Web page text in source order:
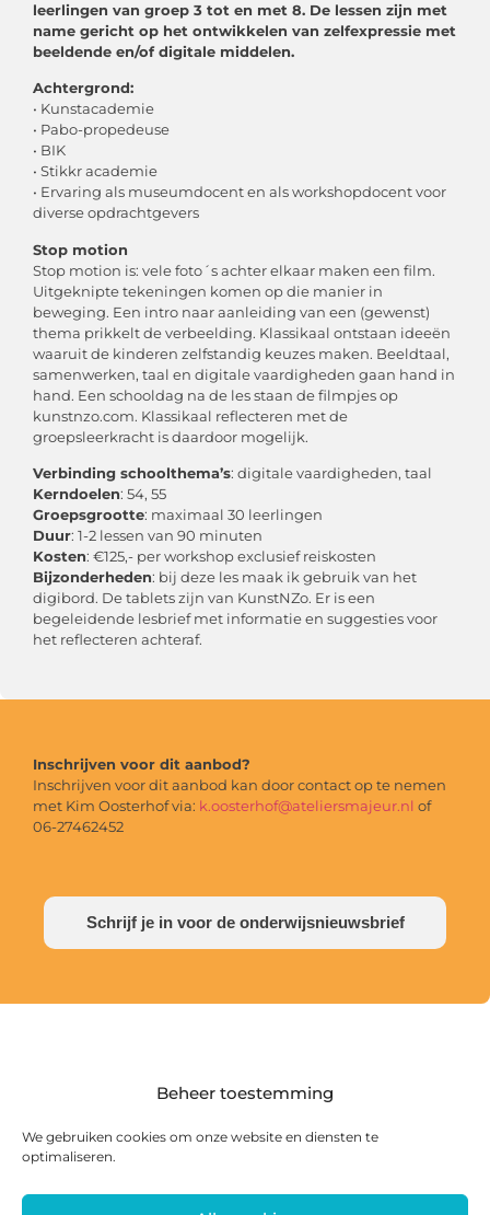
Beheer toestemming
We gebruiken cookies om onze website en diensten te
optimaliseren.
leerlingen van groep 3 tot en met 8. De lessen zijn met
name gericht op het ontwikkelen van zelfexpressie met
beeldende en/of digitale middelen.
Achtergrond:
• Kunstacademie
• Pabo-propedeuse
• BIK
• Stikkr academie
• Ervaring als museumdocent en als workshopdocent voor
diverse opdrachtgevers
Stop motion
Stop motion is: vele foto´s achter elkaar maken een film.
Uitgeknipte tekeningen komen op die manier in
beweging. Een intro naar aanleiding van een (gewenst)
thema prikkelt de verbeelding. Klassikaal ontstaan ideeën
waaruit de kinderen zelfstandig keuzes maken. Beeldtaal,
samenwerken, taal en digitale vaardigheden gaan hand in
hand. Een schooldag na de les staan de filmpjes op
kunstnzo.com. Klassikaal reflecteren met de
groepsleerkracht is daardoor mogelijk.
Verbinding schoolthema’s: digitale vaardigheden, taal
Kerndoelen: 54, 55
Groepsgrootte: maximaal 30 leerlingen
Duur: 1-2 lessen van 90 minuten
Kosten: €125,- per workshop exclusief reiskosten
Bijzonderheden: bij deze les maak ik gebruik van het
digibord. De tablets zijn van KunstNZo. Er is een
begeleidende lesbrief met informatie en suggesties voor
het reflecteren achteraf.
Inschrijven voor dit aanbod?
Inschrijven voor dit aanbod kan door contact op te nemen
met Kim Oosterhof via: k.oosterhof@ateliersmajeur.nl of
06-27462452
Schrijf je in voor de onderwijsnieuwsbrief